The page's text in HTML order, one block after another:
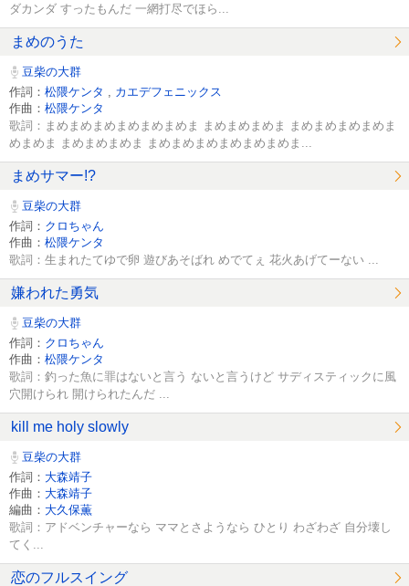
ダカンダ すったもんだ 一網打尽でほら...
まめのうた
豆柴の大群
作詞： 松隈ケンタ
カエデフェニックス
作曲： 松隈ケンタ
歌詞：まめまめまめまめまめまめま まめまめまめま まめまめまめまめま
めまめま まめまめまめま まめまめまめまめまめまめま...
まめサマー!?
豆柴の大群
作詞： クロちゃん
作曲： 松隈ケンタ
歌詞：生まれたてゆで卵 遊びあそばれ めでてぇ 花火あげてーない ...
嫌われた勇気
豆柴の大群
作詞： クロちゃん
作曲： 松隈ケンタ
歌詞：釣った魚に罪はないと言う ないと言うけど サディスティックに風
穴開けられ 開けられたんだ ...
kill me holy slowly
豆柴の大群
作詞： 大森靖子
作曲： 大森靖子
編曲： 大久保薫
歌詞：アドベンチャーなら ママとさようなら ひとり わざわざ 自分壊し
てく...
恋のフルスイング